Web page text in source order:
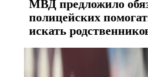
МВД предложило
полицейских
искать